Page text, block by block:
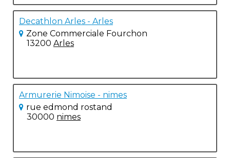
Decathlon Arles - Arles
Zone Commerciale Fourchon
13200 Arles
Armurerie Nimoise - nimes
rue edmond rostand
30000 nimes